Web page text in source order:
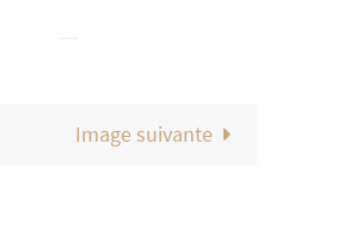
Image suivante